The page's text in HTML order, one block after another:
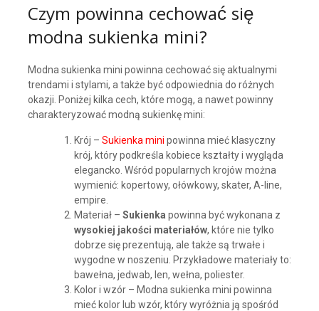
Czym powinna cechować się
modna sukienka mini?
Modna sukienka mini powinna cechować się aktualnymi
trendami i stylami, a także być odpowiednia do różnych
okazji. Poniżej kilka cech, które mogą, a nawet powinny
charakteryzować modną sukienkę mini:
Krój – Sukienka mini powinna mieć klasyczny
krój, który podkreśla kobiece kształty i wygląda
elegancko. Wśród popularnych krojów można
wymienić: kopertowy, ołówkowy, skater, A-line,
empire.
Materiał – Sukienka powinna być wykonana z
wysokiej jakości materiałów, które nie tylko
dobrze się prezentują, ale także są trwałe i
wygodne w noszeniu. Przykładowe materiały to:
bawełna, jedwab, len, wełna, poliester.
Kolor i wzór – Modna sukienka mini powinna
mieć kolor lub wzór, który wyróżnia ją spośród